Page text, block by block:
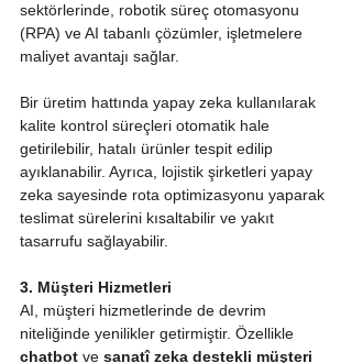
sektörlerinde, robotik süreç otomasyonu
(RPA) ve AI tabanlı çözümler, işletmelere
maliyet avantajı sağlar.
Bir üretim hattında yapay zeka kullanılarak
kalite kontrol süreçleri otomatik hale
getirilebilir, hatalı ürünler tespit edilip
ayıklanabilir. Ayrıca, lojistik şirketleri yapay
zeka sayesinde rota optimizasyonu yaparak
teslimat sürelerini kısaltabilir ve yakıt
tasarrufu sağlayabilir.
3. Müşteri Hizmetleri
AI, müşteri hizmetlerinde de devrim
niteliğinde yenilikler getirmiştir. Özellikle
chatbot ve sanatî zeka destekli müşteri